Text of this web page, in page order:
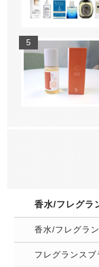
香水/フレグラ
香水/フレグラ
フレグランスブ